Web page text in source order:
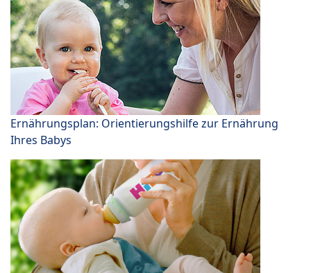
Ernährungsplan: Orientierungshilfe zur Ernährung
Ihres Babys